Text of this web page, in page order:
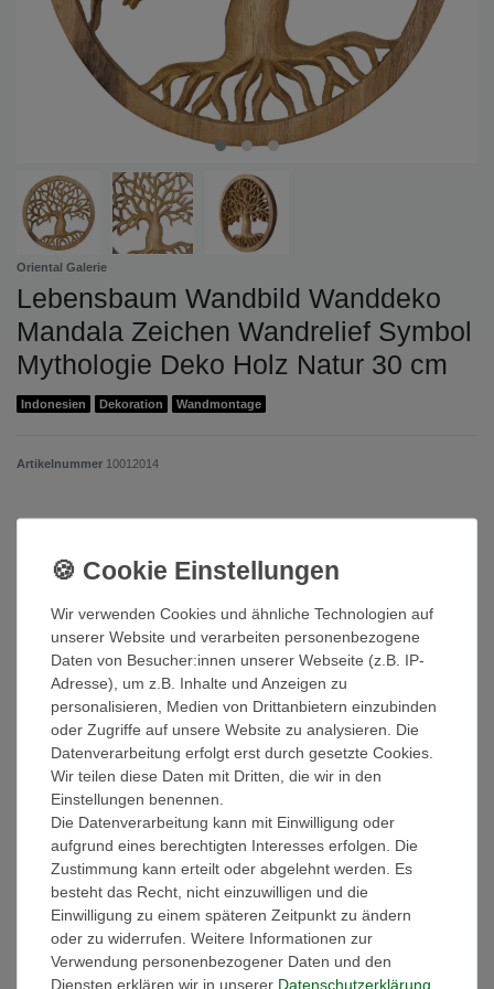
Oriental Galerie
Lebensbaum Wandbild Wanddeko
Mandala Zeichen Wandrelief Symbol
Mythologie Deko Holz Natur 30 cm
Indonesien Dekoration Wandmontage
Artikelnummer 10012014
31,99 EUR
Sofort versandfertig
In den Warenkorb
Wunschliste
* inkl. ges. MwSt. zzgl.Versandkosten
Beschreibung
Wir verwenden Cookies und ähnliche Technologien auf
unserer Website und verarbeiten personenbezogene
Daten von Besucher:innen unserer Webseite (z.B. IP-
Adresse), um z.B. Inhalte und Anzeigen zu
personalisieren, Medien von Drittanbietern einzubinden
oder Zugriffe auf unsere Website zu analysieren. Die
Datenverarbeitung erfolgt erst durch gesetzte Cookies.
Wir teilen diese Daten mit Dritten, die wir in den
Einstellungen benennen.
Die Datenverarbeitung kann mit Einwilligung oder
aufgrund eines berechtigten Interesses erfolgen. Die
Zustimmung kann erteilt oder abgelehnt werden. Es
besteht das Recht, nicht einzuwilligen und die
Einwilligung zu einem späteren Zeitpunkt zu ändern
oder zu widerrufen. Weitere Informationen zur
Verwendung personenbezogener Daten und den
Diensten erklären wir in unserer Daten­schutz­erklärung